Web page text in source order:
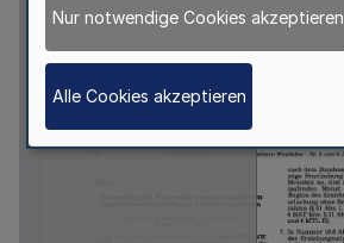
Nur notwendige Cookies akzeptieren
Alle Cookies akzeptieren